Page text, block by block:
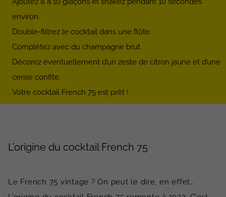
environ.
Double-filtrez le cocktail dans une flûte.
Complétez avec du champagne brut.
Décorez éventuellement d’un zeste de citron jaune et d’une
cerise confite.
Votre cocktail French 75 est prêt !
L’origine du cocktail French 75
Le French 75 vintage ? On peut le dire, en effet…